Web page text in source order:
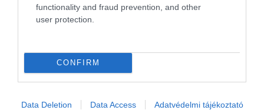
functionality and fraud prevention, and other
user protection.
CONFIRM
Data Deletion Data Access Adatvédelmi tájékoztató